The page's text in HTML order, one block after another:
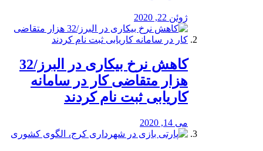
ژوئن 22, 2020
کاهش نرخ بیکاری در البرز/32
هزار متقاضی کار در سامانه
کاریابی ثبت نام کردند
می 14, 2020